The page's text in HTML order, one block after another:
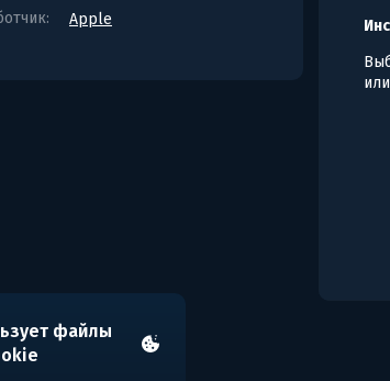
файлы
Apple